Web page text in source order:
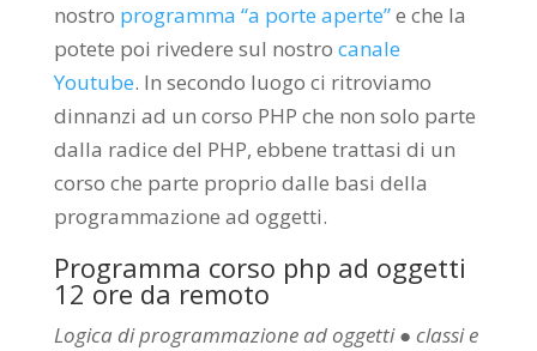
nostro programma “a porte aperte”e che la
potete poi rivedere sul nostro canale
Youtube. In secondo luogo ci ritroviamo
dinnanzi ad un corso PHP che non solo parte
dalla radice del PHP, ebbene trattasi di un
corso che parte proprio dalle basi della
programmazione ad oggetti.
Programma corso php ad oggetti
12 ore da remoto
Logica di programmazione ad oggetti ● classi e